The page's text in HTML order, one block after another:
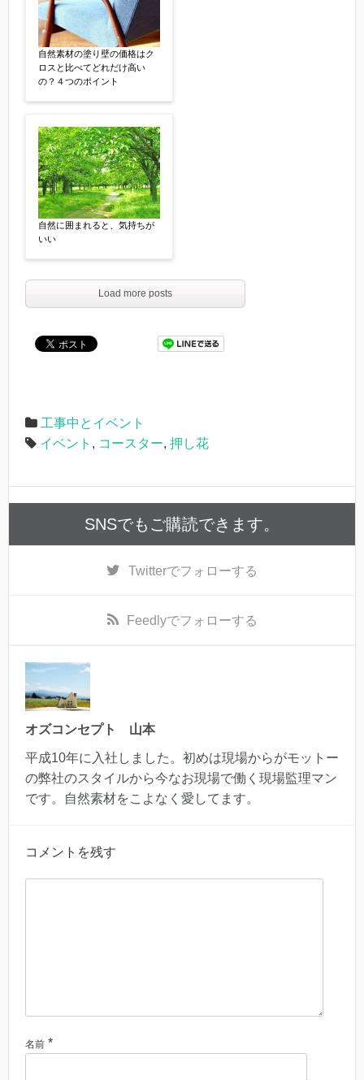
自然素材の塗り壁の価格はク
ロスと比べてどれだけ高い
の？４つのポイント
自然に囲まれると、気持ちが
いい
Load more posts
工事中とイベント
イベント , コースター, 押し花
SNSでもご購読できます。
Twitterでフォローする
Feedlyでフォローする
オズコンセプト 山本
平成10年に入社しました。初めは現場からがモットー
の弊社のスタイルから今なお現場で働く現場監理マン
です。自然素材をこよなく愛してます。
コメントを残す
名前 *